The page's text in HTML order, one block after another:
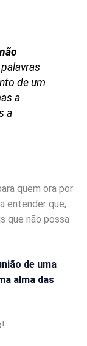
de um
a
a
quem ora por
entender que,
que não possa
de uma
alma das